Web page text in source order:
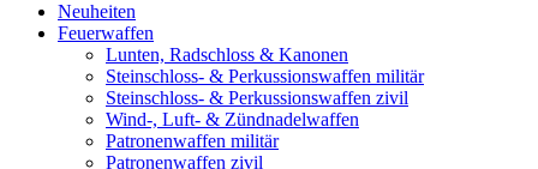
Neuheiten
Feuerwaffen
Lunten, Radschloss & Kanonen
Steinschloss- & Perkussionswaffen militär
Steinschloss- & Perkussionswaffen zivil
Wind-, Luft- & Zündnadelwaffen
Patronenwaffen militär
Patronenwaffen zivil